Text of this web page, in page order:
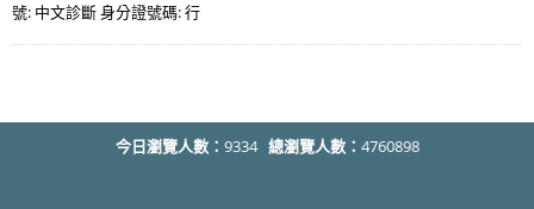
號: 中文診斷 身分證號碼: 行
今日瀏覽人數： 9334 總瀏覽人數： 4760898